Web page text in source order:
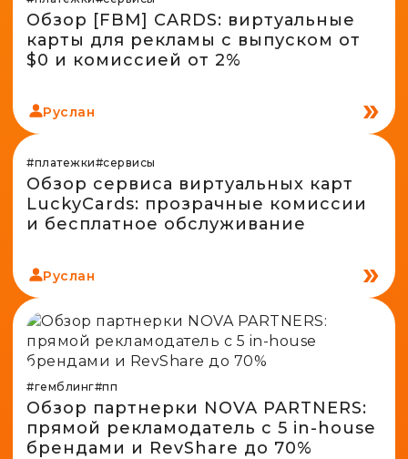
Обзор [FBM] CARDS: виртуальные
карты для рекламы с выпуском от
$0 и комиссией от 2%
Руслан
#платежки#сервисы
Обзор сервиса виртуальных карт
LuckyCards: прозрачные комиссии
и бесплатное обслуживание
Руслан
#гемблинг#пп
Обзор партнерки NOVA PARTNERS:
прямой рекламодатель с 5 in-house
брендами и RevShare до 70%